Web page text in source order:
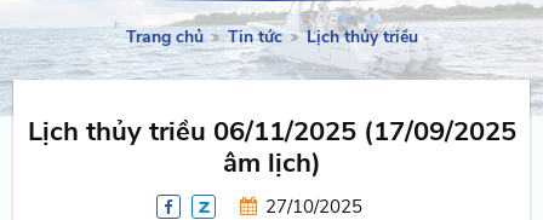
Trang chủ Tin tức Lịch thủy triều
Lịch thủy triều 06/11/2025 (17/09/2025
âm lịch)
27/10/2025